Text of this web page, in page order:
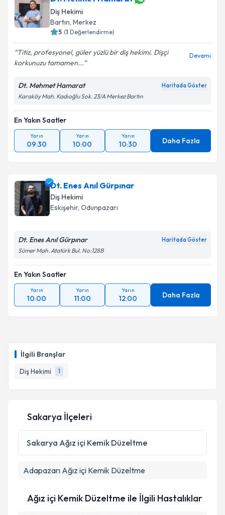
İlgili Branşlar
Diş Hekimi
1
Diş Hekimi
Bartın, Merkez
5 (1 Değerlendirme)
Titiz, profesyonel, güler yüzlü bir diş hekimi. Dişçi
korkunuzu tamamen...
Devamı
Dt. Mehmet Hamarat Haritada Göster
Karaköy Mah. Kadıoğlu Sok. 23/A Merkez Bartın
En Yakın Saatler
Yarın
09:30
Yarın
10:00
Yarın
10:30 Daha Fazla
Dt. Enes Anıl Gürpınar
Diş Hekimi
Eskişehir, Odunpazarı
Dt. Enes Anıl Gürpınar Haritada Göster
Sümer Mah. Atatürk Bul. No:128B
En Yakın Saatler
Yarın
10:00
Yarın
11:00
Yarın
12:00 Daha Fazla
Sakarya İlçeleri
Sakarya Ağız içi Kemik Düzeltme
Adapazarı Ağız içi Kemik Düzeltme
Ağız içi Kemik Düzeltme ile İlgili Hastalıklar